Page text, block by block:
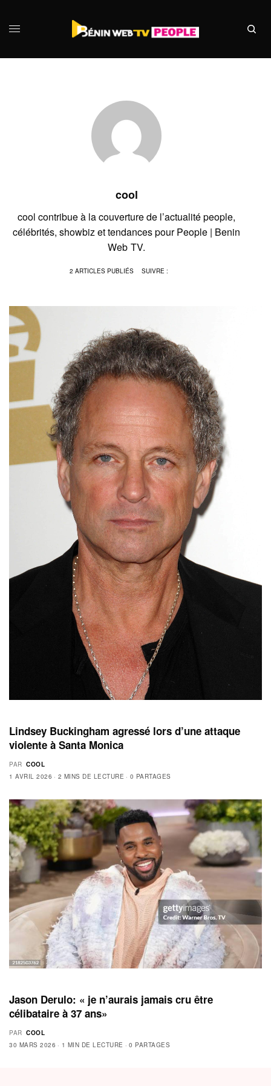
cool
cool contribue à la couverture de l’actualité people,
célébrités, showbiz et tendances pour People | Benin
Web TV.
2 ARTICLES PUBLIÉS SUIVRE :
Lindsey Buckingham agressé lors d’une attaque
violente à Santa Monica
PAR COOL
1 AVRIL 2026
2 MINS DE LECTURE 0 PARTAGES
Jason Derulo: « je n’aurais jamais cru être
célibataire à 37 ans»
PAR COOL
30 MARS 2026
1 MIN DE LECTURE 0 PARTAGES